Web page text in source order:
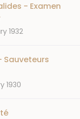
- Examen
1932
Sauveteurs
1930